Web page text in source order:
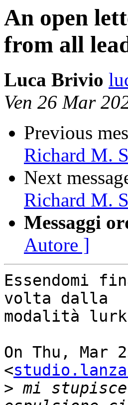
An open
from all
Luca Brivio
Ven 26 Mar
Previous
Richard M.
Next
Richard M.
Messaggi
Autore ]
Essendomi
volta dalla
modalità
On Thu, Mar
<
> mi